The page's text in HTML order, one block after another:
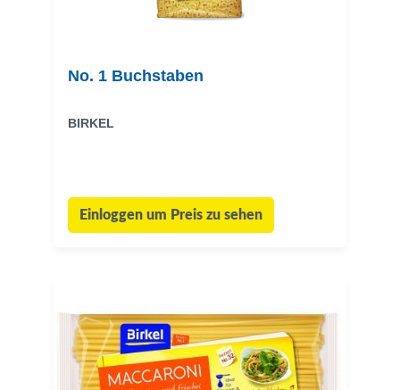
No. 1 Buchstaben
BIRKEL
Einloggen um Preis zu sehen